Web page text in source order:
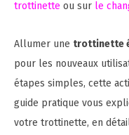
trottinette ou sur le
Allumer une trottinette
pour les nouveaux
étapes simples, cette
guide pratique vous
votre trottinette, en